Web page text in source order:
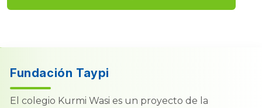
Fundación Taypi
El colegio Kurmi Wasi es un proyecto de la